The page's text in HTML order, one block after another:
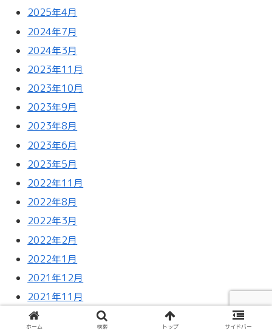
2025年4月
2024年7月
2024年3月
2023年11月
2023年10月
2023年9月
2023年8月
2023年6月
2023年5月
2022年11月
2022年8月
2022年3月
2022年2月
2022年1月
2021年12月
2021年11月
2021年10月
ホーム 検索 トップ サイドバー